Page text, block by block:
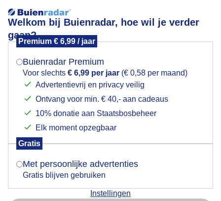
Welkom bij Buienradar, hoe wil je verder
gaan?
Premium € 6,99 / jaar
Buienradar Premium
Voor slechts € 6,99 per jaar (€ 0,58 per maand)
Advertentievrij en privacy veilig
Ontvang voor min. € 40,- aan cadeaus
10% donatie aan Staatsbosbeheer
Elk moment opzegbaar
Gratis
Met persoonlijke advertenties
Gratis blijven gebruiken
Instellingen
NAMIDDAGZON BLAUWE LUCHT REFLECTIE
BUITENGEBIED WOGNUM NH 16 NOVEMBER
Mogen we je locatie gebruiken voor het
Indien je hier nog geen akkoord op hebt gegeven,
verschijnt er zo een pop-up uit je browser waarin
Is goed, toon de popup
Nu niet, misschien later